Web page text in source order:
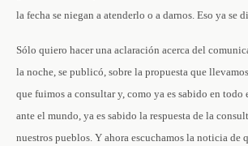
la fecha se niegan a atenderlo o a darnos. Eso ya se
Sólo quiero hacer una aclaración acerca del
la noche, se publicó, sobre la propuesta que
que fuimos a consultar y, como ya es sabido en
ante el mundo, ya es sabido la respuesta de la
nuestros pueblos. Y ahora escuchamos la noticia de